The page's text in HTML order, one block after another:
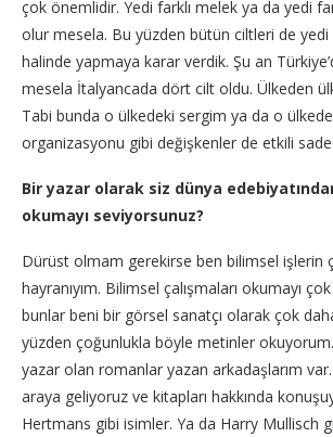
çok önemlidir. Yedi farklı melek ya da yedi
olur mesela. Bu yüzden bütün ciltleri de yedi
halinde yapmaya karar verdik. Şu an
mesela İtalyancada dört cilt oldu. Ülkeden
Tabi bunda o ülkedeki sergim ya da o
organizasyonu gibi değişkenler de etkili
Bir yazar olarak siz dünya
okumayı seviyorsunuz?
Dürüst olmam gerekirse ben bilimsel işlerin
hayranıyım. Bilimsel çalışmaları okumayı
bunlar beni bir görsel sanatçı olarak çok
yüzden çoğunlukla böyle metinler
yazar olan romanlar yazan arkadaşlarım
araya geliyoruz ve kitapları hakkında
Hertmans gibi isimler. Ya da Harry Mullisch